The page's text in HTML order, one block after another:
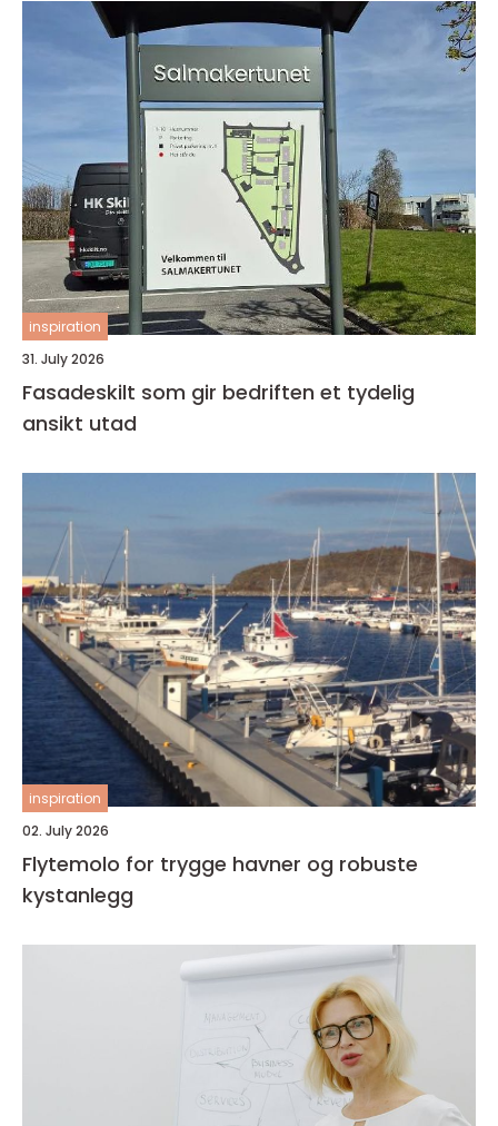
inspiration
31. July 2026
Fasadeskilt som gir bedriften et tydelig
ansikt utad
inspiration
02. July 2026
Flytemolo for trygge havner og robuste
kystanlegg